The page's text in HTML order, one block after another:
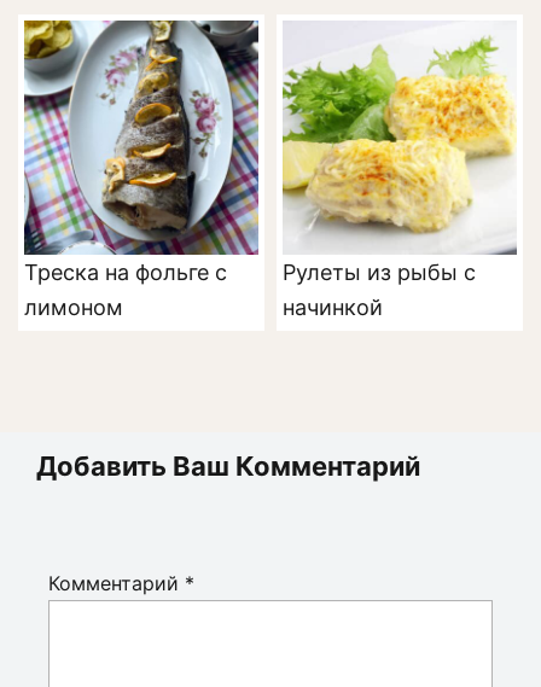
Треска на фольге с
лимоном
Рулеты из рыбы с
начинкой
Добавить Ваш Комментарий
Комментарий *